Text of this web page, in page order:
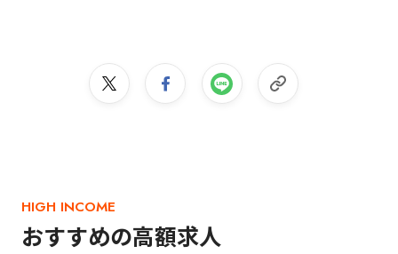
HIGH INCOME
おすすめの高額求人